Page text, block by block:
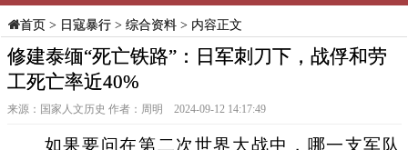
首页> 日寇暴行> 综合资料> 内容正文
修建泰缅“死亡铁路”：日军刺刀下，战俘和劳
工死亡率近40%
来源：国家人文历史 作者：周明 2024-09-12 14:17:49
如果要问在第二次世界大战中，哪一支军队